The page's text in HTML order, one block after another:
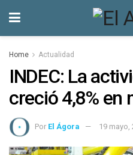
Home Actualidad
INDEC: La
creció 4,8% en
Por El Ágora 19 mayo,